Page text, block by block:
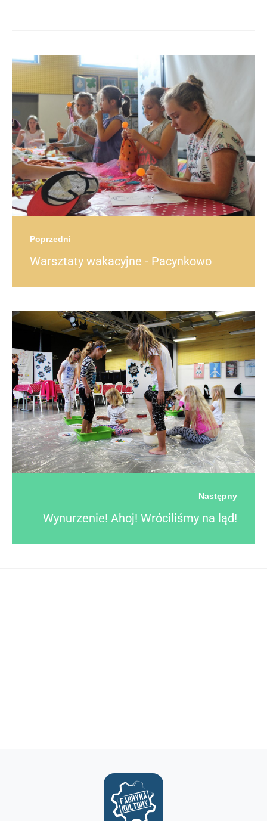
Post
navigation
post
Poprzedni
Warsztaty wakacyjne - Pacynkowo
Następny
Wynurzenie! Ahoj! Wróciliśmy na ląd!